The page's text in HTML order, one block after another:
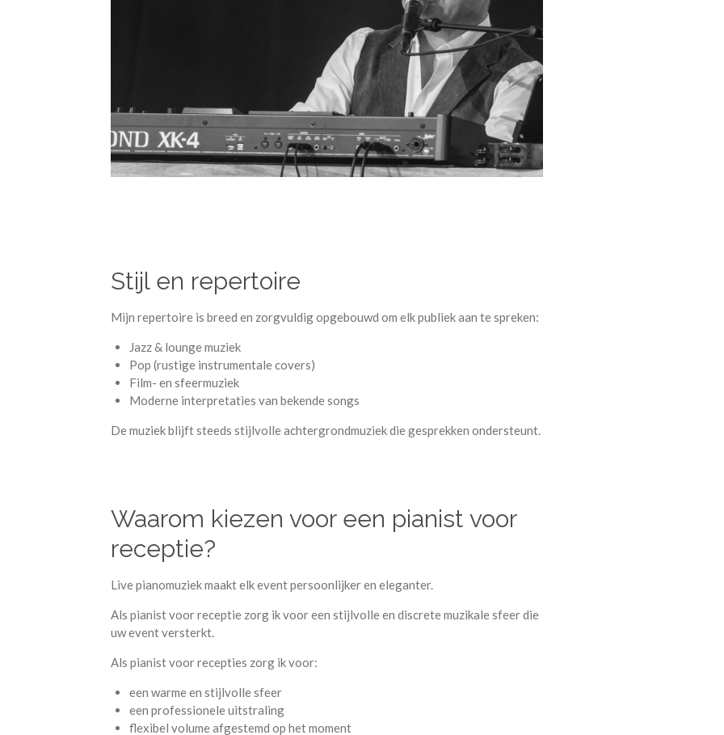
Stijl en repertoire
Mijn repertoire is breed en zorgvuldig opgebouwd om elk publiek aan te spreken:
Jazz & lounge muziek
Pop (rustige instrumentale covers)
Film- en sfeermuziek
Moderne interpretaties van bekende songs
De muziek blijft steeds stijlvolle achtergrondmuziek die gesprekken ondersteunt.
Waarom kiezen voor een pianist voor
receptie?
Live pianomuziek maakt elk event persoonlijker en eleganter.
Als pianist voor receptie zorg ik voor een stijlvolle en discrete muzikale sfeer die
uw event versterkt.
Als pianist voor recepties zorg ik voor:
een warme en stijlvolle sfeer
een professionele uitstraling
flexibel volume afgestemd op het moment